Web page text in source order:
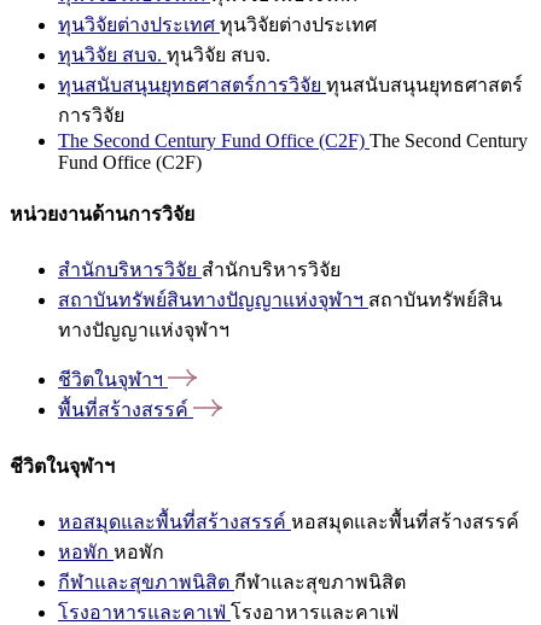
ทุนวิจัยต่างประเทศ ทุนวิจัยต่างประเทศ
ทุนวิจัย สบจ. ทุนวิจัย สบจ.
ทุนสนับสนุนยุทธศาสตร์การวิจัย ทุนสนับสนุนยุทธศาสตร์
การวิจัย
The Second Century Fund Office (C2F) The Second Century
Fund Office (C2F)
หน่วยงานด้านการวิจัย
สำนักบริหารวิจัย สำนักบริหารวิจัย
สถาบันทรัพย์สินทางปัญญาแห่งจุฬาฯ สถาบันทรัพย์สิน
ทางปัญญาแห่งจุฬาฯ
ชีวิตในจุฬาฯ
พื้นที่สร้างสรรค์
ชีวิตในจุฬาฯ
หอสมุดและพื้นที่สร้างสรรค์ หอสมุดและพื้นที่สร้างสรรค์
หอพัก หอพัก
กีฬาและสุขภาพนิสิต กีฬาและสุขภาพนิสิต
โรงอาหารและคาเฟ่ โรงอาหารและคาเฟ่